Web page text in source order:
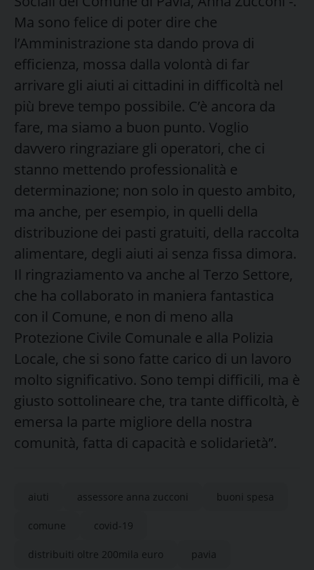
Ma sono felice di poter dire che
l’Amministrazione sta dando prova di
efficienza, mossa dalla volontà di far
arrivare gli aiuti ai cittadini in difficoltà nel
più breve tempo possibile. C’è ancora da
fare, ma siamo a buon punto. Voglio
davvero ringraziare gli operatori, che ci
stanno mettendo professionalità e
determinazione; non solo in questo ambito,
ma anche, per esempio, in quelli della
distribuzione dei pasti gratuiti, della raccolta
alimentare, degli aiuti ai senza fissa dimora.
Il ringraziamento va anche al Terzo Settore,
che ha collaborato in maniera fantastica
con il Comune, e non di meno alla
Protezione Civile Comunale e alla Polizia
Locale, che si sono fatte carico di un lavoro
molto significativo. Sono tempi difficili, ma è
giusto sottolineare che, tra tante difficoltà, è
emersa la parte migliore della nostra
comunità, fatta di capacità e solidarietà”.
aiuti assessore anna zucconi buoni spesa
comune covid-19
distribuiti oltre 200mila euro pavia